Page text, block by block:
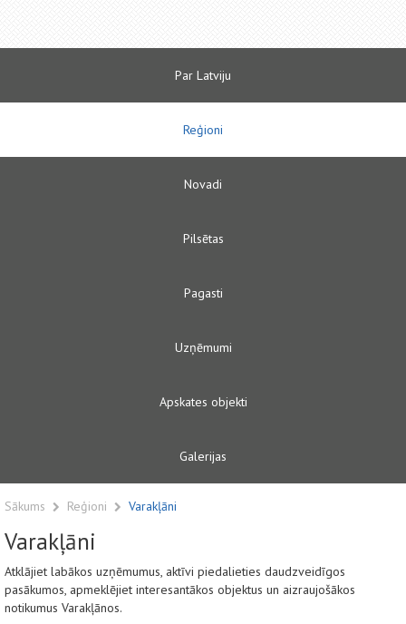
Par Latviju
Reģioni
Novadi
Pilsētas
Pagasti
Uzņēmumi
Apskates objekti
Galerijas
Sākums Reģioni Varakļāni
Varakļāni
Atklājiet labākos uzņēmumus, aktīvi piedalieties daudzveidīgos
pasākumos, apmeklējiet interesantākos objektus un aizraujošākos
notikumus Varakļānos.